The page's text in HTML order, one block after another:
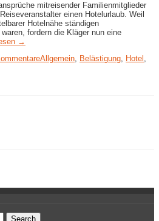
mitreisender Familienmitglieder
einen Hotelurlaub. Weil
Hotelnähe ständigen
fordern die Kläger nun eine
→
Allgemein, Belästigung, Hotel ,